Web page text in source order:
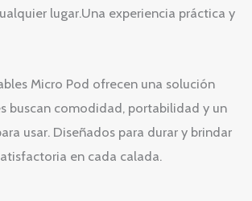
lugar.Una experiencia práctica y
Micro Pod ofrecen una solución
buscan comodidad, portabilidad y un
usar. Diseñados para durar y brindar
en cada calada.